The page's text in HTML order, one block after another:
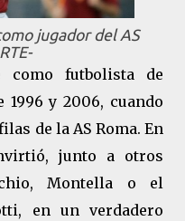
jugador del AS
futbolista de
y 2006, cuando
de la AS Roma. En
junto a otros
Montella o el
en un verdadero